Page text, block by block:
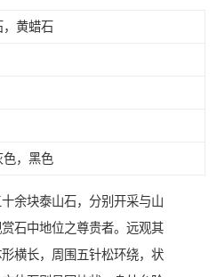
，黄蜡石
色，黑色
余块泰山石，分别开采与山
石中地位之尊贵者。远观其
横长，周围五针松环绕，状